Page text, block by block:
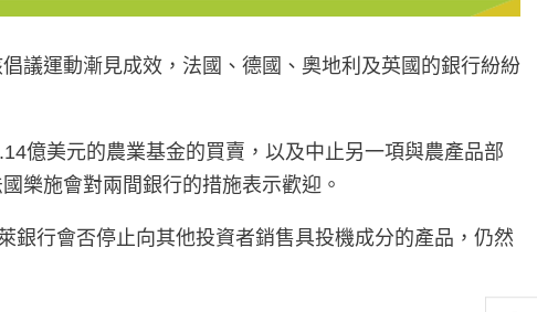
議運動漸見成效，法國、德國、奧地利及英國的銀行紛紛
億美元的農業基金的買賣，以及中止另一項與農產品部
樂施會對兩間銀行的措施表示歡迎。
銀行會否停止向其他投資者銷售具投機成分的產品，仍然